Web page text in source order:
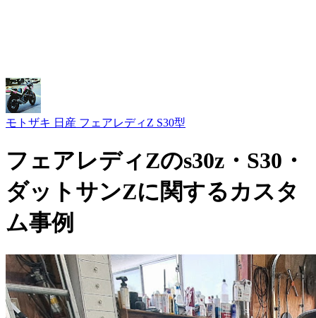
モトザキ 日産 フェアレディZ S30型
フェアレディZのs30z・S30・
ダットサンZに関するカスタ
ム事例